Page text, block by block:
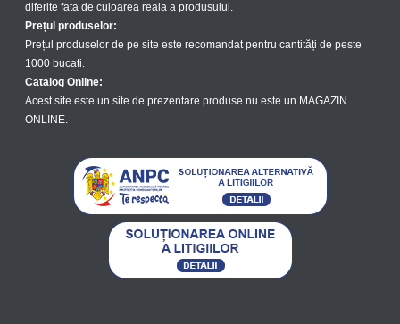
diferite fata de culoarea reala a produsului.
Prețul produselor:
Prețul produselor de pe site este recomandat pentru cantități de peste
1000 bucati.
Catalog Online:
Acest site este un site de prezentare produse nu este un MAGAZIN
ONLINE.